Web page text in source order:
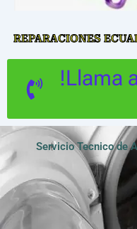
REPARACIONES
!Llama
Servicio Tecnico de